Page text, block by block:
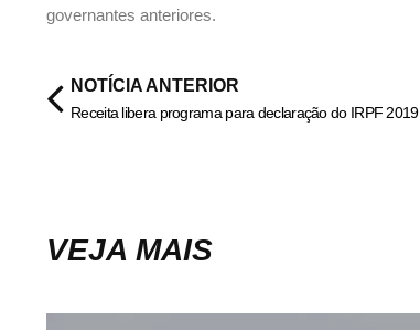
governantes anteriores.
NOTÍCIA ANTERIOR
Receita libera programa para declaração do IRPF 2019
VEJA MAIS